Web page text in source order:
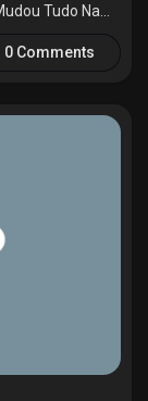
Tudo Na...
0 Comments